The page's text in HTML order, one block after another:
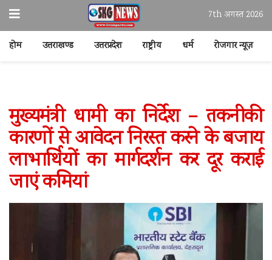
7th अगस्त 2026
होम उत्तराखण्ड उत्तरप्रदेश राष्ट्रीय धर्म रोजगार न्यूज़
मुख्यमंत्री धामी का निर्देश – तकनीकी
कारणों से आवेदन निरस्त करने के बजाय
लाभार्थियों का मार्गदर्शन कर दूर कराई
जाएं कमियां